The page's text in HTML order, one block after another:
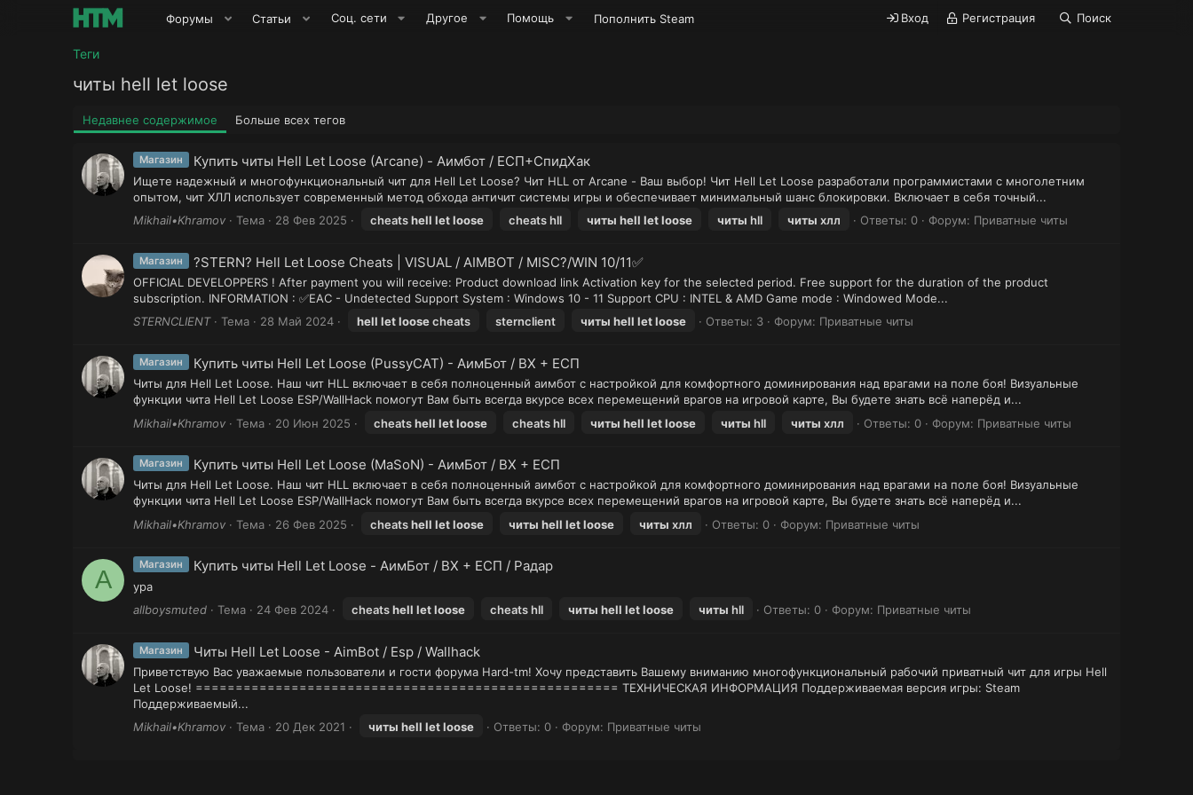
Форумы Статьи Соц. сети Другое Помощь Пополнить Steam Вход Регистрация Поиск
Теги
читы hell let loose
Недавнее содержимое Больше всех тегов
Магазин Купить читы Hell Let Loose (Arcane) - Аимбот / ЕСП+СпидХак
Ищете надежный и многофункциональный чит для Hell Let Loose? Чит HLL от Arcane - Ваш выбор! Чит Hell Let Loose разработали программистами с многолетним
опытом, чит ХЛЛ использует современный метод обхода античит системы игры и обеспечивает минимальный шанс блокировки. Включает в себя точный...
Mikhail•Khramov
Тема 28 Фев 2025 cheatshell letloose cheats hll читы hell letloose читы hll читы хлл Ответы: 0 Форум: Приватные читы
Магазин ?STERN? Hell Let Loose Cheats | VISUAL / AIMBOT / MISC?/WIN 10/11✅
OFFICIAL DEVELOPPERS ! After payment you will receive: Product download link Activation key for the selected period. Free support for the duration of the product
subscription. INFORMATION : ✅EAC - Undetected Support System : Windows 10 - 11 Support CPU : INTEL & AMD Game mode : Windowed Mode...
STERNCLIENT
Тема 28 Май 2024 hell letloosecheats sternclient читы hell letloose Ответы: 3 Форум: Приватные читы
Магазин Купить читы Hell Let Loose (PussyCAT) - АимБот / ВХ + ЕСП
Читы для Hell Let Loose. Наш чит HLL включает в себя полноценный аимбот с настройкой для комфортного доминирования над врагами на поле боя! Визуальные
функции чита Hell Let Loose ESP/WallHack помогут Вам быть всегда вкурсе всех перемещений врагов на игровой карте, Вы будете знать всё наперёд и...
Mikhail•Khramov
Тема 20 Июн 2025 cheatshell letloose cheats hll читы hell letloose читы hll читы хлл Ответы: 0 Форум: Приватные читы
Магазин Купить читы Hell Let Loose (MaSoN) - АимБот / ВХ + ЕСП
Читы для Hell Let Loose. Наш чит HLL включает в себя полноценный аимбот с настройкой для комфортного доминирования над врагами на поле боя! Визуальные
функции чита Hell Let Loose ESP/WallHack помогут Вам быть всегда вкурсе всех перемещений врагов на игровой карте, Вы будете знать всё наперёд и...
Mikhail•Khramov
Тема 26 Фев 2025 cheatshell letloose читы hell letloose читы хлл Ответы: 0 Форум: Приватные читы
A
Магазин Купить читы Hell Let Loose - АимБот / ВХ + ЕСП / Радар
ура
allboysmuted
Тема 24 Фев 2024 cheatshell letloose cheats hll читы hell letloose читы hll Ответы: 0 Форум: Приватные читы
Магазин Читы Hell Let Loose - AimBot / Esp / Wallhack
Приветствую Вас уважаемые пользователи и гости форума Hard-tm! Хочу представить Вашему вниманию многофункциональный рабочий приватный чит для игры Hell
Let Loose! ===================================================== ТЕХНИЧЕСКАЯ ИНФОРМАЦИЯ Поддерживаемая версия игры: Steam
Поддерживаемый...
Mikhail•Khramov
Тема 20 Дек 2021 читы hell letloose Ответы: 0 Форум: Приватные читы